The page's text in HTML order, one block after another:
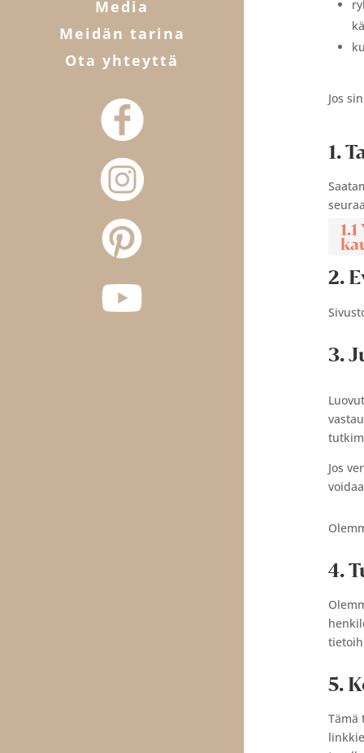
Media
Meidän tarina
Ota yhteyttä
Jos
1.
2.
3.
Jos
4.
5.
Tämä